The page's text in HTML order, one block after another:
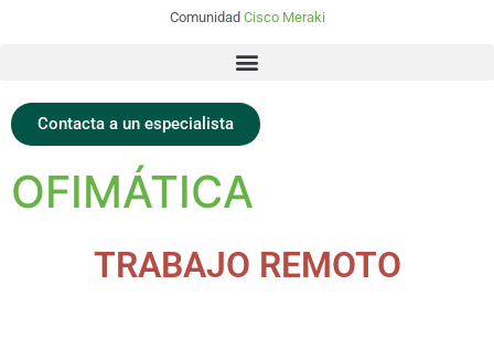
Comunidad Cisco Meraki
Contacta a un especialista
OFIMÁTICA
TRABAJO REMOTO